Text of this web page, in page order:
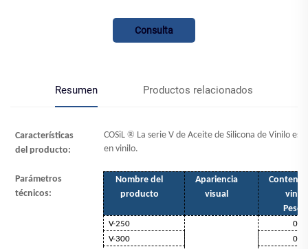
Consulta
Resumen Productos relacionados
Características
del producto:
COSiL ® La serie V de Aceite de Silicona de Vinilo
en vinilo.
Parámetros
técnicos:
Nombre del
producto
Apariencia
visual
vinilo
V-250
V-300